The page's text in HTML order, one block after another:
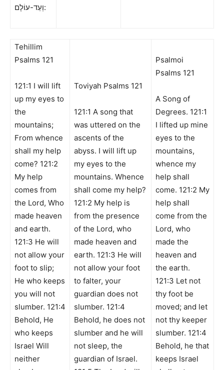
וְעַד-עוֹלָם:
Tehillim
Psalms 121
121:1 I will lift
up my eyes to
the
mountains;
From whence
shall my help
come? 121:2
My help
comes from
the Lord, Who
made heaven
and earth.
121:3 He will
not allow your
foot to slip;
He who keeps
you will not
slumber. 121:4
Behold, He
who keeps
Israel Will
neither
Toviyah Psalms 121
121:1 A song that
was uttered on the
ascents of the
abyss. I will lift up
my eyes to the
mountains. Whence
shall come my help?
121:2 My help is
from the presence
of the Lord, who
made heaven and
earth. 121:3 He will
not allow your foot
to falter, your
guardian does not
slumber. 121:4
Behold, he does not
slumber and he will
not sleep, the
guardian of Israel.
Psalmoi
Psalms 121
A Song of
Degrees. 121:1
I lifted up mine
eyes to the
mountains,
whence my
help shall
come. 121:2 My
help shall
come from the
Lord, who
made the
heaven and
the earth.
121:3 Let not
thy foot be
moved; and let
not thy keeper
slumber. 121:4
Behold, he that
keeps Israel